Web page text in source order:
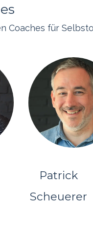
Coaches für
Patrick
Scheuerer